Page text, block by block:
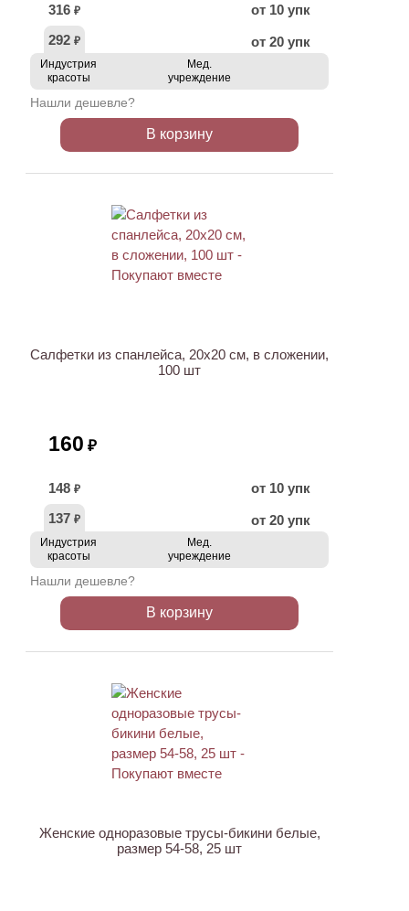
316 ₽
от 10 упк
292 ₽ от 20 упк
Индустрия
красоты
Мед.
учреждение
Нашли дешевле?
В корзину
Салфетки из спанлейса, 20х20 см, в сложении,
100 шт
160 ₽
148 ₽
от 10 упк
137 ₽ от 20 упк
Индустрия
красоты
Мед.
учреждение
Нашли дешевле?
В корзину
Женские одноразовые трусы-бикини белые,
размер 54-58, 25 шт